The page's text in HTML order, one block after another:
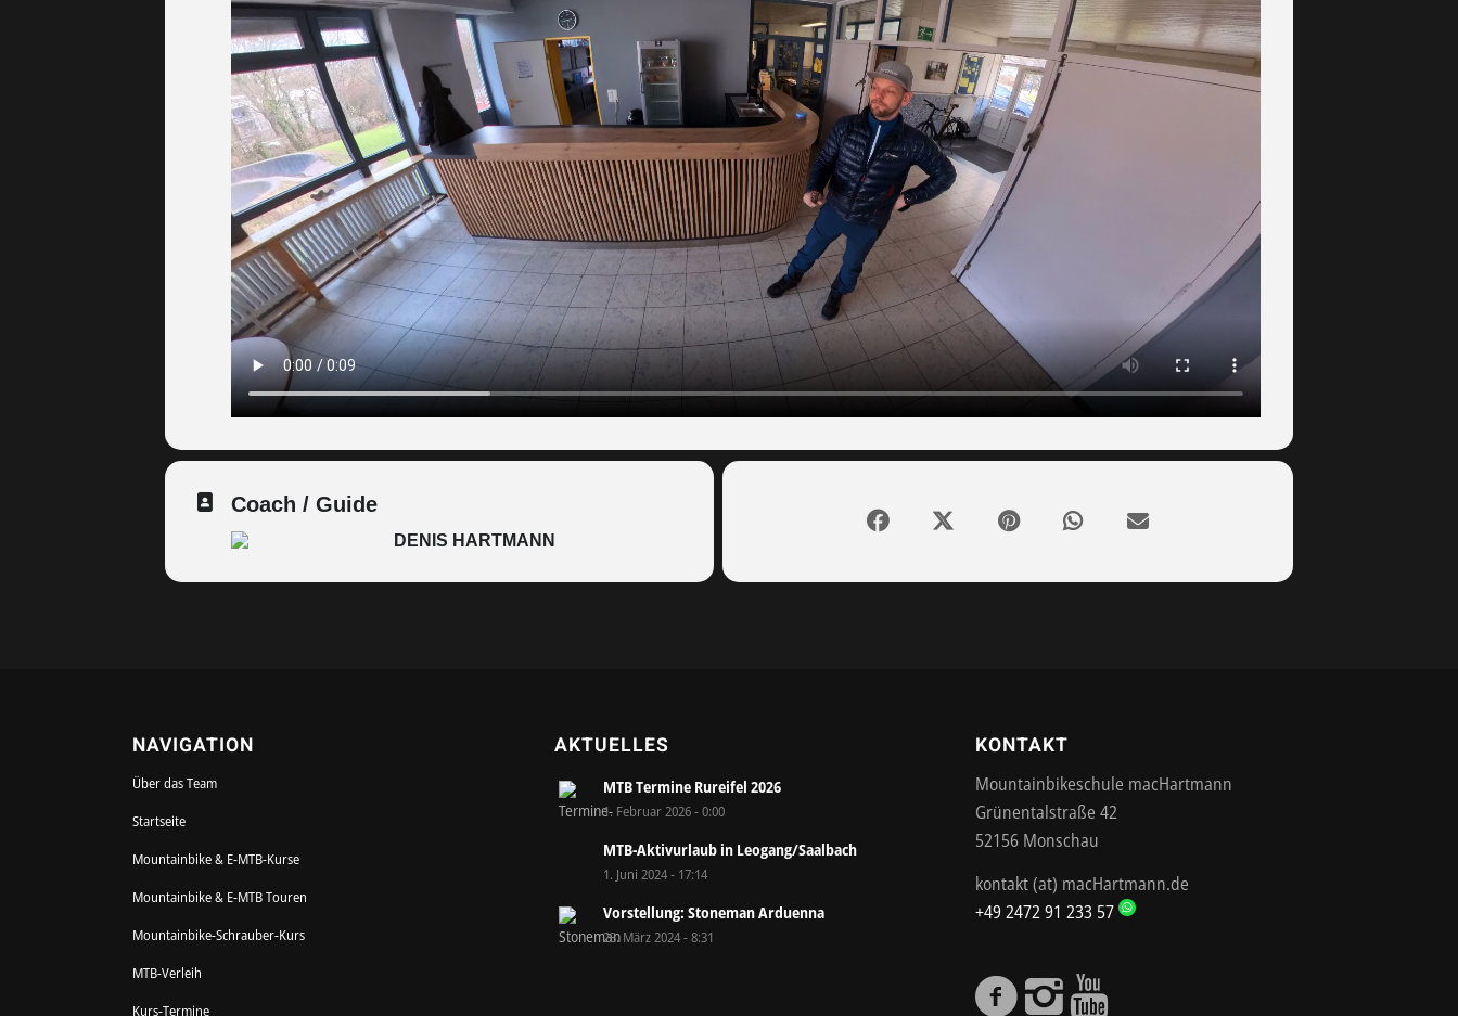
Coach / Guide
DENIS HARTMANN
NAVIGATION
Über das Team
Startseite
Mountainbike & E-MTB-Kurse
Mountainbike & E-MTB Touren
Mountainbike-Schrauber-Kurs
MTB-Verleih
Kurs-Termine
AKTUELLES
MTB Termine Rureifel 2026
1. Februar 2026 - 0:00
MTB-Aktivurlaub in Leogang/Saalbach
1. Juni 2024 - 17:14
Vorstellung: Stoneman Arduenna
23. März 2024 - 8:31
KONTAKT
Mountainbikeschule macHartmann
Grünentalstraße 42
52156 Monschau
kontakt (at) macHartmann.de
+49 2472 91 233 57